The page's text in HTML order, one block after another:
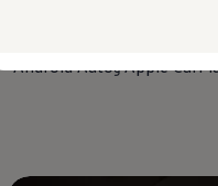
تتوفر واجهتان لتوصيل الهواتف الذكية: Apple CarPlay وAndroid Auto